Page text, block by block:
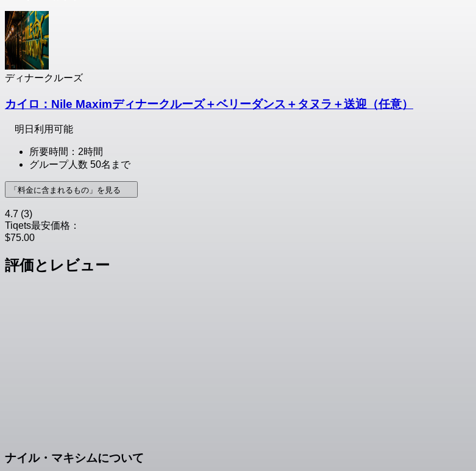
ディナークルーズ
カイロ：Nile Maximディナークルーズ＋ベリーダンス＋タヌラ＋送迎（任意）
明日利用可能
所要時間：2時間
グループ人数 50名まで
「料金に含まれるもの」を見る
4.7 (3)
Tiqets最安価格：
$75.00
評価とレビュー
ナイル・マキシムについて